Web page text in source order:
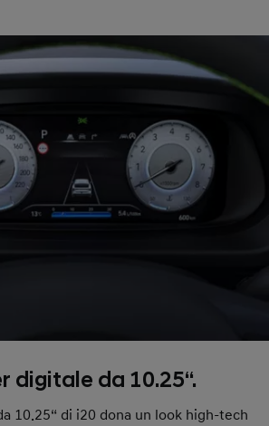
digitale da 10.25“.
10.25“ di i20 dona un look high-tech